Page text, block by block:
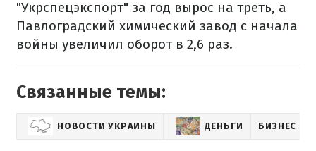
"Укрспецэкспорт" за год вырос на треть, а
Павлоградский химический завод с начала
войны увеличил оборот в 2,6 раз.
Связанные темы:
НОВОСТИ УКРАИНЫ ДЕНЬГИ БИЗНЕС